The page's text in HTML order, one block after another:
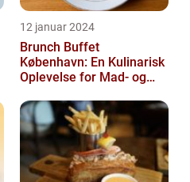
12 januar 2024
Brunch Buffet
København: En Kulinarisk
Oplevelse for Mad- og